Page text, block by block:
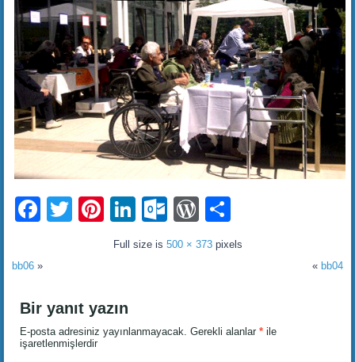
Facebook
Twitter
Pinterest
LinkedIn
Outlook.com
WordPress
Full size is 500 × 373pixels
bb06 » « bb04
Bir yanıt yazın
E-posta adresiniz yayınlanmayacak. Gerekli alanlar* ile
işaretlenmişlerdir